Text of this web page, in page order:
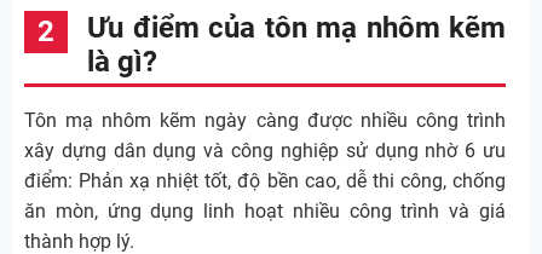
Ưu điểm của tôn mạ nhôm kẽm
là gì?
Tôn mạ nhôm kẽm ngày càng được nhiều công trình
xây dựng dân dụng và công nghiệp sử dụng nhờ 6 ưu
điểm: Phản xạ nhiệt tốt, độ bền cao, dễ thi công, chống
ăn mòn, ứng dụng linh hoạt nhiều công trình và giá
thành hợp lý.